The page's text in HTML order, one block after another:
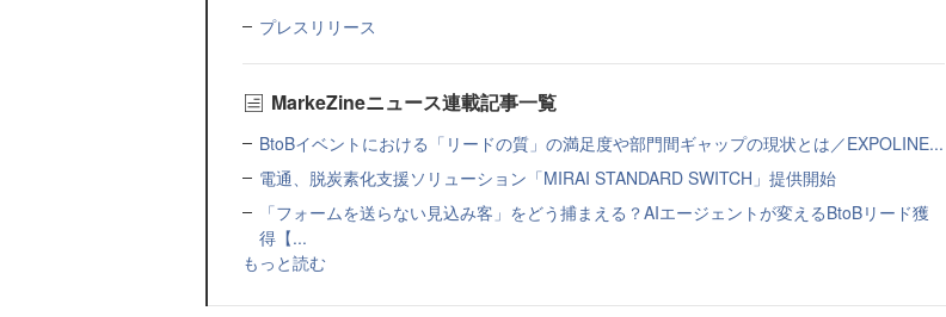
プレスリリース
MarkeZineニュース連載記事一覧
BtoBイベントにおける「リードの質」の満足度や部門間ギャップの現状とは／EXPOLINE...
電通、脱炭素化支援ソリューション「MIRAI STANDARD SWITCH」提供開始
「フォームを送らない見込み客」をどう捕まえる？AIエージェントが変えるBtoBリード獲
得【...
もっと読む